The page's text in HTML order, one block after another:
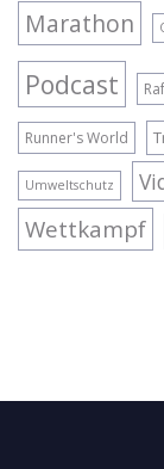
Marathon
Podcast
Runner's World
Umweltschutz
Wettkampf